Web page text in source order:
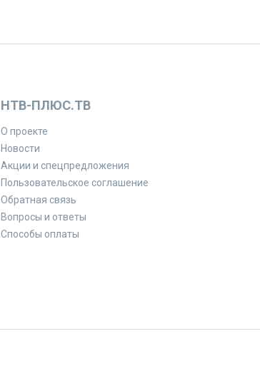
НТВ-ПЛЮС.ТВ
О проекте
Новости
Акции и спецпредложения
Пользовательское соглашение
Обратная связь
Вопросы и ответы
Способы оплаты